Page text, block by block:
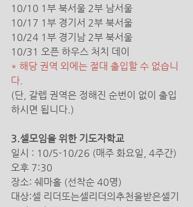
10/10 1부 북서울 2부 남서울
10/17 1부 경기서 2부 북서울
10/24 1부 경기남 2부 북서울
10/31 오픈 하우스 처치 데이
* 해당 권역 외에는 절대 출입할 수 없습니
다.
(단, 갈렙 권역은 정해진 순번이 없이 출입
하시면 됩니다.)
3.셀모임을 위한 기도자학교
일시 : 10/5-10/26 (매주 화요일, 4주간)
오후 7:30
장소: 쉐마홀 (선착순 40명)
대상:셀 리더또는셀리더의추천을받은셀기